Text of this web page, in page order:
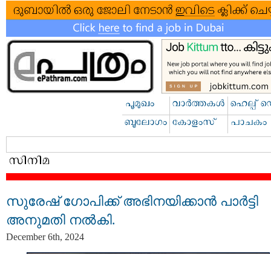
സുരേഷ് ഗോപിക്ക് അഭിനയിക്കാൻ പാർട്ടി
അനുമതി നൽകി.
December 6th, 2024